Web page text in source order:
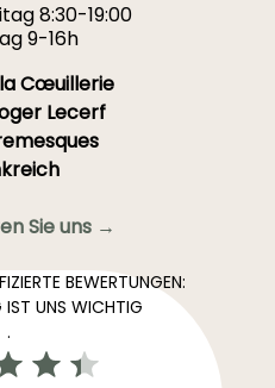
8:30-19:00
9-16h
Cœuillerie
Lecerf
Sie uns →
BEWERTUNGEN:
IST UNS WICHTIG
.